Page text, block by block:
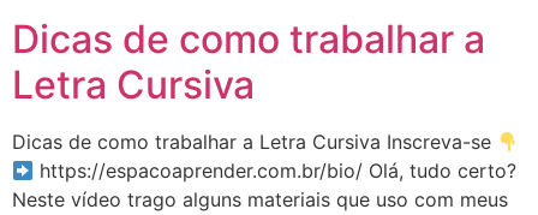
Dicas de como trabalhar a
Letra Cursiva
Dicas de como trabalhar a Letra Cursiva Inscreva-se
https://espacoaprender.com.br/bio/ Olá, tudo certo?
Neste vídeo trago alguns materiais que uso com meus